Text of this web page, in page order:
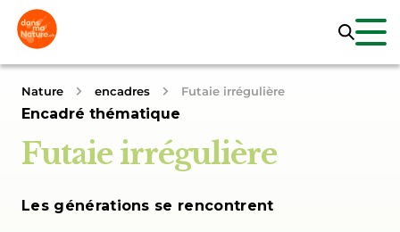
Nature encadres Futaie irrégulière
Encadré thématique
Futaie irrégulière
Les générations se rencontrent